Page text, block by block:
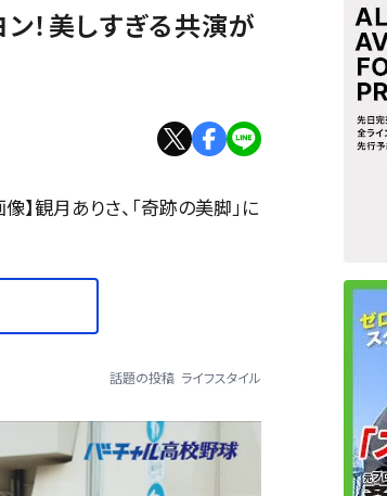
！美しすぎる共演が
】観月ありさ、「奇跡の美脚」に
話題の投稿 ライフスタイル